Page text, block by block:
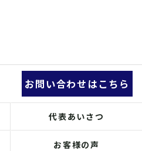
お問い合わせはこちら
代表あいさつ
お客様の声